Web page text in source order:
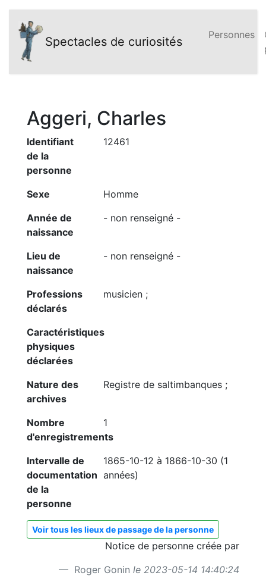
Spectacles de curiosités Personnes
Aggeri, Charles
Identifiant
de la
personne
12461
Sexe
Homme
Année de
naissance
- non renseigné -
Lieu de
naissance
- non renseigné -
Professions
déclarés
musicien ;
Caractéristiques
physiques
déclarées
Nature des
archives
Registre de saltimbanques ;
Nombre
d'enregistrements
1
Intervalle de
documentation
de la
personne
1865-10-12 à 1866-10-30 (1
années)
Voir tous les lieux de passage de la personne
Notice de personne créée par
Roger Gonin le 2023-05-14 14:40:24